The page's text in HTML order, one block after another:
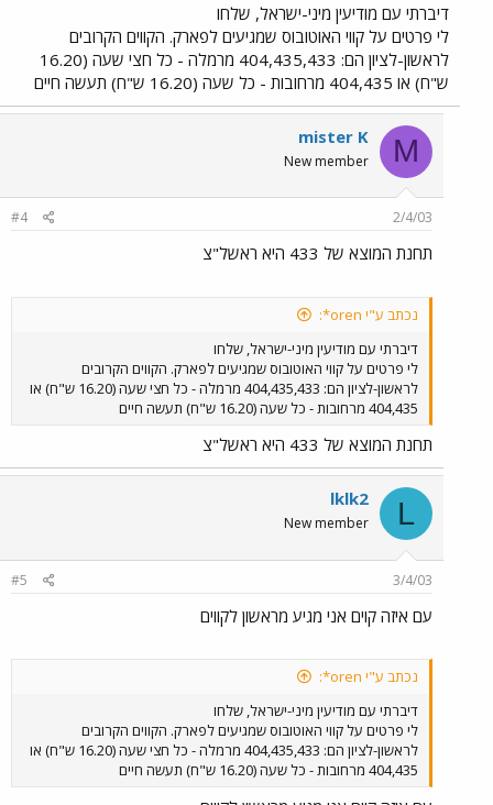
דיברתי עם מודיעין מיני-ישראל, שלחו
לי פרטים על קווי האוטובוס שמגיעים לפארק. הקווים הקרובים
לראשון-לציון הם: 404,435,433 מרמלה - כל חצי שעה (16.20
ש"ח) או 404,435 מרחובות - כל שעה (16.20 ש"ח) תעשה חיים
M
mister K
New member
2/4/03
#4
תחנת המוצא של 433 היא ראשל"צ
נכתב ע"י oren*:
דיברתי עם מודיעין מיני-ישראל, שלחו
לי פרטים על קווי האוטובוס שמגיעים לפארק. הקווים הקרובים
לראשון-לציון הם: 404,435,433 מרמלה - כל חצי שעה (16.20 ש"ח) או
404,435 מרחובות - כל שעה (16.20 ש"ח) תעשה חיים
תחנת המוצא של 433 היא ראשל"צ
L
lklk2
New member
3/4/03
#5
עם איזה קוים אני מגיע מראשון לקווים
נכתב ע"י oren*:
דיברתי עם מודיעין מיני-ישראל, שלחו
לי פרטים על קווי האוטובוס שמגיעים לפארק. הקווים הקרובים
לראשון-לציון הם: 404,435,433 מרמלה - כל חצי שעה (16.20 ש"ח) או
404,435 מרחובות - כל שעה (16.20 ש"ח) תעשה חיים